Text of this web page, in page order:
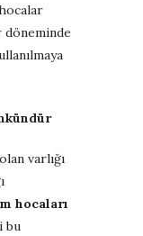
varlığı
hocaları
bu